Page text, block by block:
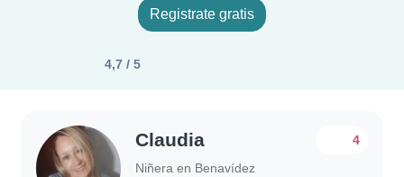
Registrate gratis
4,7 / 5
Claudia
Niñera en Benavídez
4